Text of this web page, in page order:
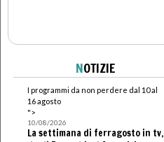
NOTIZIE
I programmi da non perdere dal 10 al
16 agosto
">
10/08/2026
La settimana di ferragosto in tv,